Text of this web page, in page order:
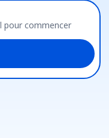
pour commencer